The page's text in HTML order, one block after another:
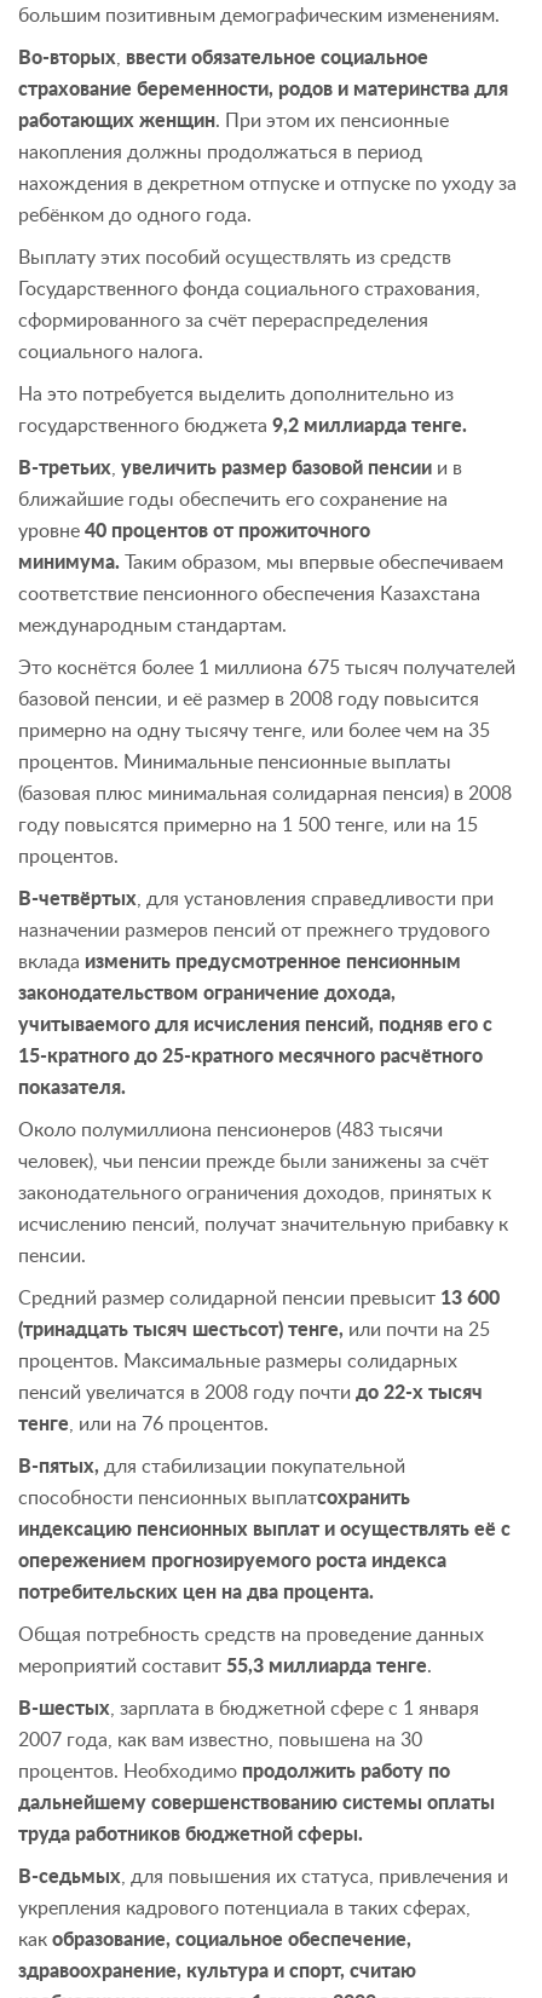
большим позитивным демографическим изменениям.
Во-вторых
ввести обязательное социальное
страхование беременности, родов и материнства для
работающих женщин. При этом их пенсионные
накопления должны продолжаться в период
нахождения в декретном отпуске и отпуске по уходу за
ребёнком до одного года.
Выплату этих пособий осуществлять из средств
Государственного фонда социального страхования,
сформированного за счёт перераспределения
социального налога.
На это потребуется выделить дополнительно из
государственного бюджета 9,2 миллиарда тенге.
В-третьих увеличить размер базовой пенсии и в
ближайшие годы обеспечить его сохранение на
уровне 40 процентов от прожиточного
минимума. Таким образом, мы впервые обеспечиваем
соответствие пенсионного обеспечения Казахстана
международным стандартам.
Это коснётся более 1 миллиона 675 тысяч получателей
базовой пенсии, и её размер в 2008 году повысится
примерно на одну тысячу тенге, или более чем на 35
процентов. Минимальные пенсионные выплаты
(базовая плюс минимальная солидарная пенсия) в 2008
году повысятся примерно на 1 500 тенге, или на 15
процентов.
В-четвёртых , для установления справедливости при
назначении размеров пенсий от прежнего трудового
вклада изменить предусмотренное пенсионным
законодательством ограничение дохода,
учитываемого для исчисления пенсий, подняв его с
15-кратного до 25-кратного месячного расчётного
показателя.
Около полумиллиона пенсионеров (483 тысячи
человек), чьи пенсии прежде были занижены за счёт
законодательного ограничения доходов, принятых к
исчислению пенсий, получат значительную прибавку к
пенсии.
Средний размер солидарной пенсии превысит 13 600
(тринадцать тысяч шестьсот) тенге, или почти на 25
процентов. Максимальные размеры солидарных
пенсий увеличатся в 2008 году почти до 22-х тысяч
тенге , или на 76 процентов.
В-пятых, для стабилизации покупательной
способности пенсионных выплатсохранить
индексацию пенсионных выплат и осуществлять её с
опережением прогнозируемого роста индекса
потребительских цен на два процента.
Общая потребность средств на проведение данных
мероприятий составит 55,3 миллиарда тенге.
В-шестых , зарплата в бюджетной сфере с 1 января
2007 года, как вам известно, повышена на 30
процентов. Необходимо продолжить работу по
дальнейшему совершенствованию системы оплаты
труда работников бюджетной сферы.
В-седьмых , для повышения их статуса, привлечения и
укрепления кадрового потенциала в таких сферах,
как образование, социальное обеспечение,
здравоохранение, культура и спорт, считаю